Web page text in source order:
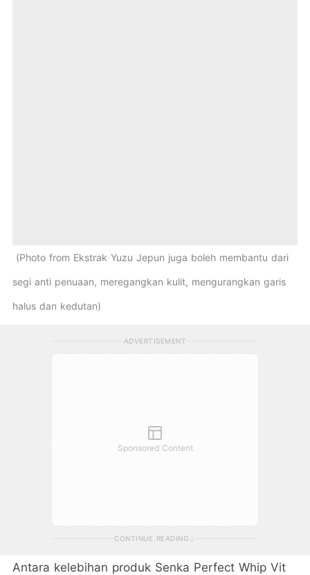
Photo from Ekstrak Yuzu Jepun juga boleh membantu dari
segi anti penuaan, meregangkan kulit, mengurangkan garis
halus dan kedutan
ADVERTISEMENT
Sponsored Content
CONTINUE READING
Antara kelebihan produk Senka Perfect Whip Vit